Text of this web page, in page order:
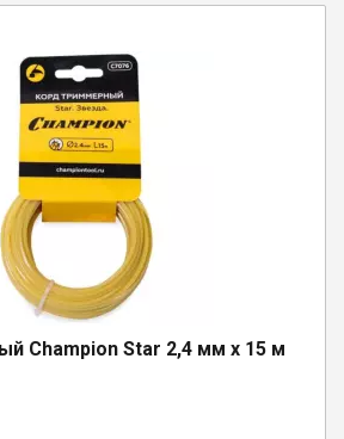
Champion Star 2,4 мм х 15 м